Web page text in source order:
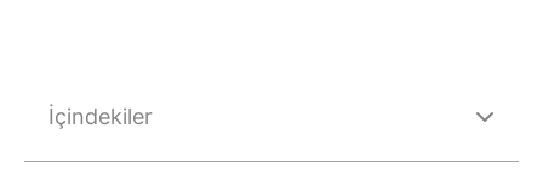
İçindekiler